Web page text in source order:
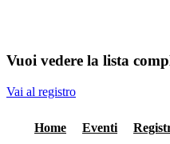
Vuoi vedere la lista
Vai al registro
Home Eventi